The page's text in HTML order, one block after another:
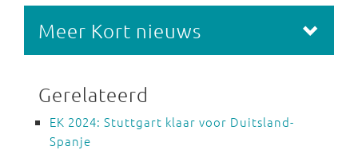
Meer Kort nieuws
Gerelateerd
EK 2024: Stuttgart klaar voor Duitsland-
Spanje